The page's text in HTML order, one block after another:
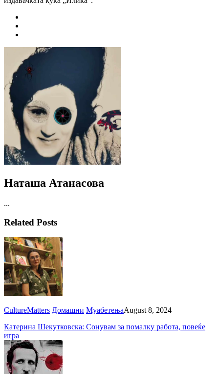
Наташа Атанасова
...
Related Posts
CultureMatters Домашни МуабетењаAugust 8, 2024
Катерина Шекутковска: Сонувам за помалку работа, повеќе
игра